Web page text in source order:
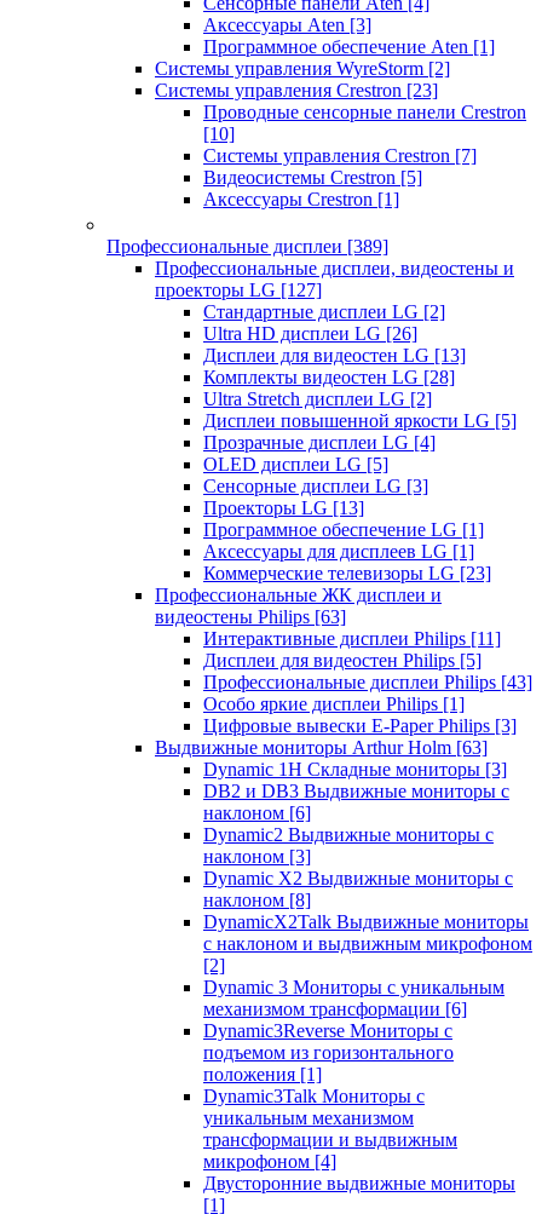
Аксессуары Aten [3]
Программное обеспечение Aten [1]
Системы управления WyreStorm [2]
Системы управления Crestron [23]
Проводные сенсорные панели Crestron
[10]
Системы управления Crestron [7]
Видеосистемы Crestron [5]
Аксессуары Crestron [1]
Профессиональные дисплеи [389]
Профессиональные дисплеи, видеостены и
проекторы LG [127]
Стандартные дисплеи LG [2]
Ultra HD дисплеи LG [26]
Дисплеи для видеостен LG [13]
Комплекты видеостен LG [28]
Ultra Stretch дисплеи LG [2]
Дисплеи повышенной яркости LG [5]
Прозрачные дисплеи LG [4]
OLED дисплеи LG [5]
Сенсорные дисплеи LG [3]
Проекторы LG [13]
Программное обеспечение LG [1]
Аксессуары для дисплеев LG [1]
Коммерческие телевизоры LG [23]
Профессиональные ЖК дисплеи и
видеостены Philips [63]
Интерактивные дисплеи Philips [11]
Дисплеи для видеостен Philips [5]
Профессиональные дисплеи Philips [43]
Особо яркие дисплеи Philips [1]
Цифровые вывески E-Paper Philips [3]
Выдвижные мониторы Arthur Holm [63]
Dynamic 1Н Складные мониторы [3]
DB2 и DB3 Выдвижные мониторы с
наклоном [6]
Dynamic2 Выдвижные мониторы с
наклоном [3]
Dynamic X2 Выдвижные мониторы с
наклоном [8]
DynamicX2Talk Выдвижные мониторы
с наклоном и выдвижным микрофоном
[2]
Dynamic 3 Мониторы с уникальным
механизмом трансформации [6]
Dynamic3Reverse Мониторы с
подъемом из горизонтального
положения [1]
Dynamic3Talk Мониторы с
уникальным механизмом
трансформации и выдвижным
микрофоном [4]
Двусторонние выдвижные мониторы
[1]